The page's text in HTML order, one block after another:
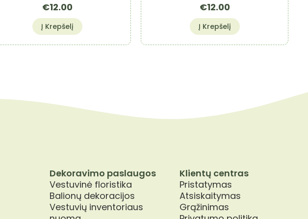
€12.00
Į Krepšelį
€12.00
Į Krepšelį
Dekoravimo paslaugos
Vestuvinė floristika
Balionų dekoracijos
Vestuvių inventoriaus
Klientų centras
Pristatymas
Atsiskaitymas
Grąžinimas